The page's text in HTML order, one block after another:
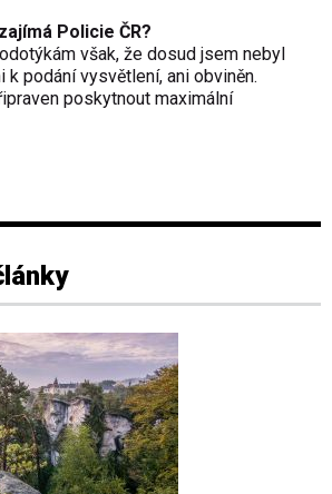
Policie ČR?
však, že dosud jsem nebyl
k podání vysvětlení, ani obviněn.
poskytnout maximální